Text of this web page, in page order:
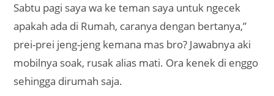
Sabtu pagi saya wa ke teman saya untuk ngecek
apakah ada di Rumah, caranya dengan bertanya,”
prei-prei jeng-jeng kemana mas bro? Jawabnya aki
mobilnya soak, rusak alias mati. Ora kenek di enggo
sehingga dirumah saja.